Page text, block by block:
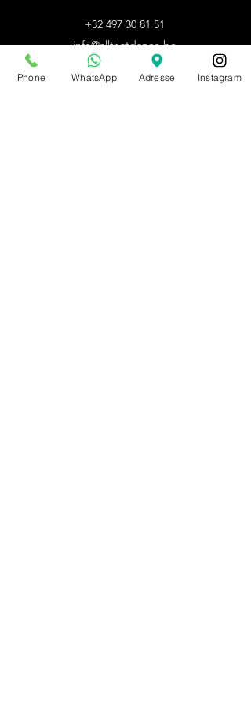
+32 497 30 81 51
info@allthatdance.be
HORAIRES D'ETE
BOUTIQUE
Phone WhatsApp Adresse Instagram